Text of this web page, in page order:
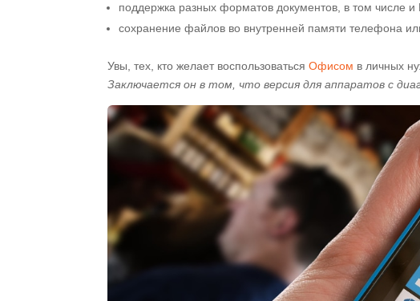
поддержка разных форматов документов, в том числе и
сохранение файлов во внутренней памяти телефона
Увы, тех, кто желает воспользоватьсяОфисом в личных
Заключается он в том, что версия для аппаратов с